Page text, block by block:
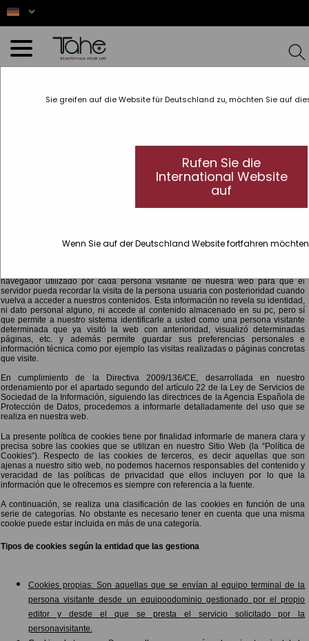
Sie greifen auf die Website für Deutschland zu, möchten Sie auf
Rufen Sie die
International Website
auf
Wenn Sie auf der Deutschland Website fortfahren
cookies para facilitar la relación de las personas visitantes con nuestro contenido
y para permitir elaborar estadísticas sobre las visitas que recibimos. Le
informamos que podemos utilizar cookies con la finalidad de facilitar su
navegación a través del Sitio Web, distinguirle de otras personas visitantes,
sus intereses individuales.
navegador utilizado por cada persona visitante de nuestra web para que el
servidor pueda recordar la visita de la persona usuaria con posterioridad cuando
vuelva a acceder a nuestros contenidos. Esta información no revela su identidad,
ni dato personal alguno, ni accede al contenido almacenado en su pc, pero sí
que permite a nuestro sistema identificarle a usted como una persona visitante
determinada que ya visitó la web con anterioridad, visualizó determinadas
páginas, etc. y además permite guardar sus preferencias personales e
información técnica como por ejemplo las visitas realizadas o páginas concretas
que visite.
En cumplimiento de la Directiva 2009/136/CE, desarrollada en nuestro
ordenamiento por el apartado segundo del artículo 22 de la Ley de Servicios de
Sociedad de la Información, siguiendo las directrices de la Agencia Española de
Protección de Datos, procedemos a informarle detalladamente del uso que se
realiza en nuestra web.
La presente política de cookies tiene por finalidad informarle de manera clara y
precisa sobre las cookies que se utilizan en nuestro Sitio Web (la “Política de
Cookies”). Respecto de las cookies de terceros, es decir aquellas que son
ajenas a nuestro sitio web, no podemos hacernos responsables del contenido y
veracidad de las políticas de privacidad que ellos incluyen por lo que la
información que le ofrecemos es siempre con referencia a la fuente.
A continuación, se realiza una clasificación de las cookies en función de una
serie de categorías. No obstante es necesario tener en cuenta que una misma
cookie puede estar incluida en más de una categoría.
Tipos de cookies según la entidad que las gestiona
Cookies propias:Son aquellas que se envían al equipo terminal de la
persona visitante desde un equipoodominio gestionado por el propio
editor y desde el que se presta el servicio solicitado por la
personavisitante.